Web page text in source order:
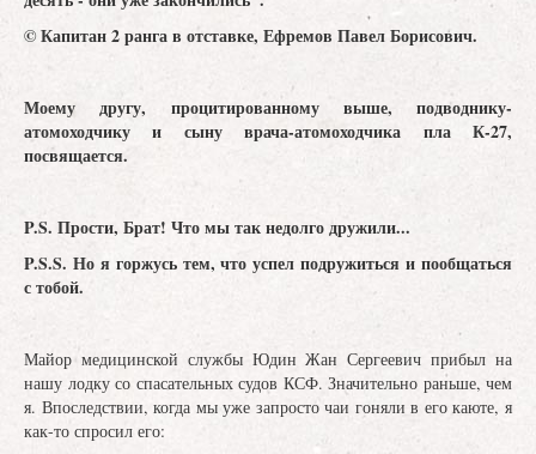
© Капитан 2 ранга в отставке, Ефремов Павел Борисович.
Моему другу, процитированному выше, подводнику-
атомоходчику и сыну врача-атомоходчика пла К-27,
посвящается.
P.S. Прости, Брат! Что мы так недолго дружили...
P.S.S. Но я горжусь тем, что успел подружиться и пообщаться
с тобой.
Майор медицинской службы Юдин Жан Сергеевич прибыл на
нашу лодку со спасательных судов КСФ. Значительно раньше, чем
я. Впоследствии, когда мы уже запросто чаи гоняли в его каюте, я
как-то спросил его: